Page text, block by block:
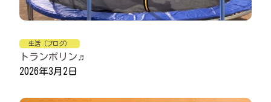
生活（ブログ）
トランポリン♬
2026年3月2日